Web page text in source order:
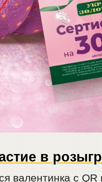
в
валентинка с